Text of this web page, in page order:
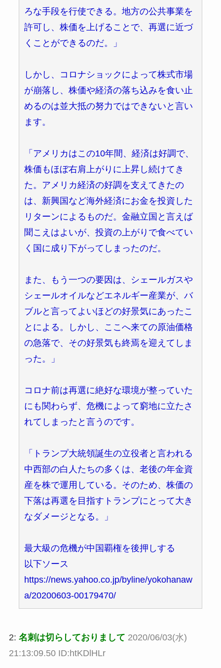
ろな手段を行使できる。地方の公共事業を
許可し、株価を上げることで、再選に近づ
くことができるのだ。」
しかし、コロナショックによって株式市場
が崩落し、株価や経済の落ち込みを食い止
めるのは並大抵の努力ではできないと言い
ます。
「アメリカはこの10年間、経済は好調で、
株価もほぼ右肩上がりに上昇し続けてき
た。アメリカ経済の好調を支えてきたの
は、新興国など海外経済にお金を投資した
リターンによるものだ。金融立国と言えば
聞こえはよいが、投資の上がりで食べてい
く国に成り下がってしまったのだ。
また、もう一つの要因は、シェールガスや
シェールオイルなどエネルギー産業が、バ
ブルと言ってよいほどの好景気にあったこ
とによる。しかし、ここへ来ての原油価格
の急落で、その好景気も終焉を迎えてしま
った。」
コロナ前は再選に絶好な環境が整っていた
にも関わらず、危機によって窮地に立たさ
れてしまったと言うのです。
「トランプ大統領誕生の立役者と言われる
中西部の白人たちの多くは、老後の年金資
産を株で運用している。そのため、株価の
下落は再選を目指すトランプにとって大き
なダメージとなる。」
最大級の危機が中国覇権を後押しする
以下ソース
https://news.yahoo.co.jp/byline/yokohanaw
a/20200603-00179470/
2: 名刺は切らしておりまして 2020/06/03(水)
21:13:09.50 ID:htKDlHLr